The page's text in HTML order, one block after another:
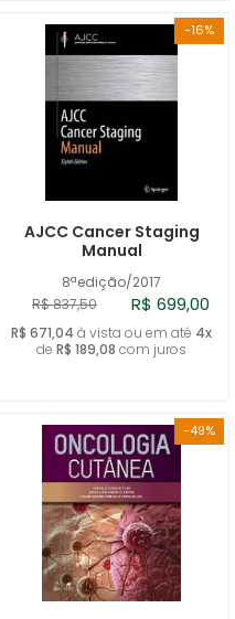
-16%
8ªedição/2017
AJCC Cancer Staging
Manual
R$ 837,50 R$ 699,00
R$ 671,04 à vista ou em até 4x
de R$ 189,08 com juros
-49%